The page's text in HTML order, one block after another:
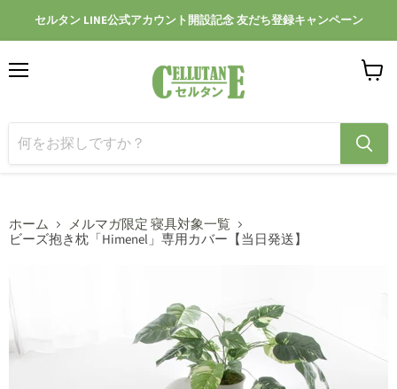
セルタン LINE公式アカウント開設記念 友だち登録キャンペーン
ー
見
ホーム
メルマガ限定 寝具対象一覧
ビーズ抱き枕「Himenel」専用カバー【当日発送】